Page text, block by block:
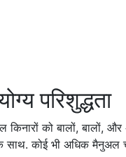
परिशुद्धता
किनारों को बालों, बालों,
साथ. कोई भी अधिक मैनुअल